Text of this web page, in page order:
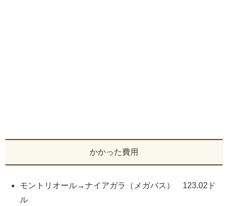
かかった費用
モントリオール→ナイアガラ（メガバス） 123.02ド
ル